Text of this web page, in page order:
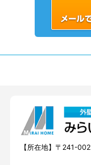
【所在地】〒241-